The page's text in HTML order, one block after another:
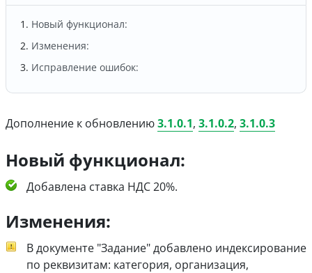
Новый функционал:
Изменения:
Исправление ошибок:
Дополнение к обновлению3.1.0.1, 3.1.0.2, 3.1.0.3
Новый функционал:
Добавлена ставка НДС 20%.
Изменения:
В документе "Задание" добавлено индексирование
по реквизитам: категория, организация,